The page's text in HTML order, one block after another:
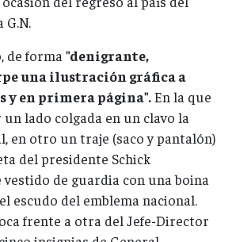
de forma "denigrante,
una ilustración gráfica a
y en primera página".En la que
lado colgada en un clavo la
en otro un traje (saco y pantalón)
del presidente Schick
de guardia con una boina
escudo del emblema nacional.
frente a otra del Jefe-Director